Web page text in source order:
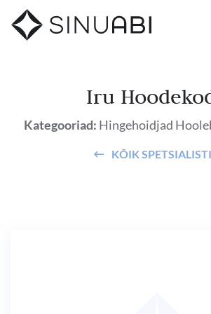
Iru
Kategooriad: Hingehoidjad
KÕIK